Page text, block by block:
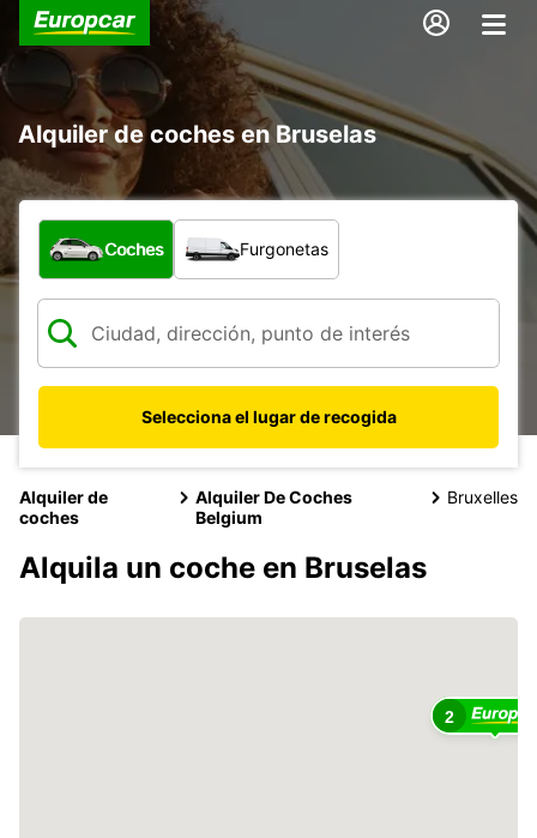
Alquiler de coches en Bruselas
¿Qué tipo de vehículo?
Coches Furgonetas
Selecciona el lugar de recogida
Alquiler de
coches
Alquiler De Coches
Belgium
Bruxelles
Alquila un coche en Bruselas
2